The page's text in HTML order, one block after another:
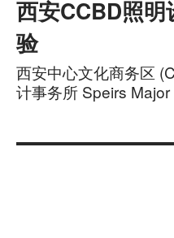
西安CCBD照
验
西安中心文化商务区
计事务所 Speirs